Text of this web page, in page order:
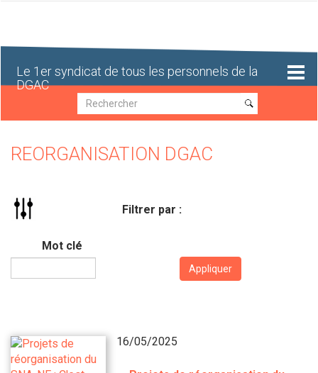
Le 1er syndicat de tous les personnels de la
DGAC
Recherche
Recherche
REORGANISATION DGAC
Filtrer par :
Mot clé
Appliquer
16/05/2025